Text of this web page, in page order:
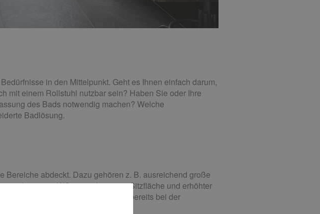
in den Mittelpunkt. Geht es Ihnen einfach darum,
mit einem Rollstuhl nutzbar sein? Haben Sie oder Ihre
des Bads notwendig machen? Welche
Badlösung.
Bereiche abdeckt. Dazu gehören z. B. ausreichend große
kann, ein WC mit verlängerter Sitzfläche und erhöhter
zusätzliche Handgriffe können wir bereits bei der